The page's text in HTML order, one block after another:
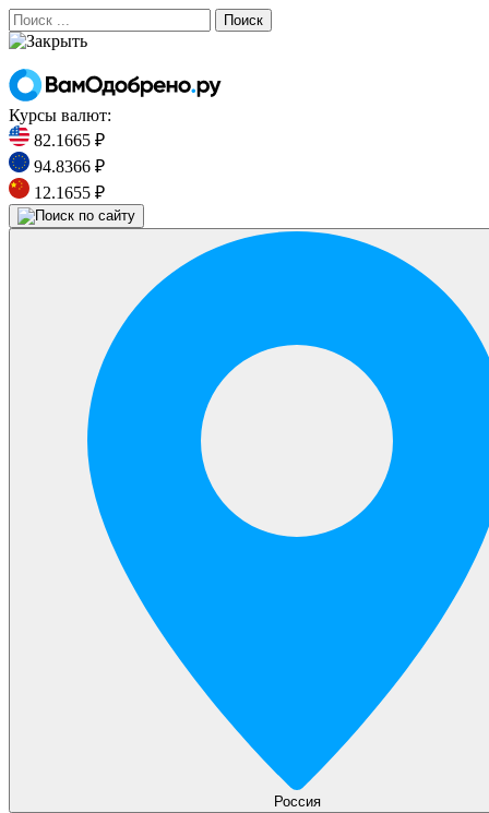
Поиск
Курсы валют:
82.1665 ₽
94.8366 ₽
12.1655 ₽
Россия